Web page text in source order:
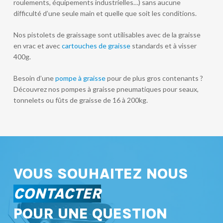
roulements, équipements industrielles…) sans aucune
difficulté d’une seule main et quelle que soit les conditions.
Nos pistolets de graissage sont utilisables avec de la graisse
en vrac et aveccartouches de graisse standards et à visser
400g.
Besoin d’unepompe à graissepour de plus gros contenants ?
Découvrez nos pompes à graisse pneumatiques pour seaux,
tonnelets ou fûts de graisse de 16 à 200kg.
VOUS SOUHAITEZ NOUS
CONTACTER
POUR UNE QUESTION